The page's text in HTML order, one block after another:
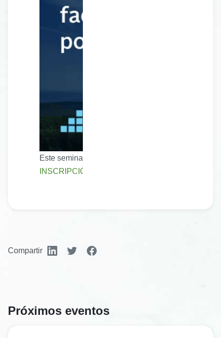
Este seminario explorará cómo incorporar
INSCRIPCIÓN
Compartir
Próximos eventos